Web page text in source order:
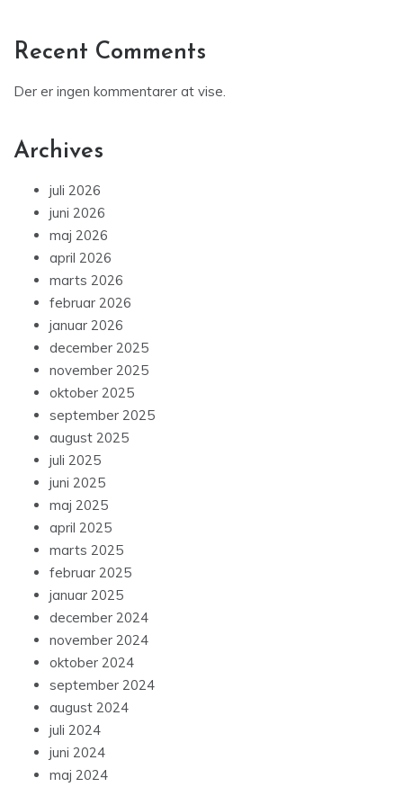
Recent Comments
Der er ingen kommentarer at vise.
Archives
juli 2026
juni 2026
maj 2026
april 2026
marts 2026
februar 2026
januar 2026
december 2025
november 2025
oktober 2025
september 2025
august 2025
juli 2025
juni 2025
maj 2025
april 2025
marts 2025
februar 2025
januar 2025
december 2024
november 2024
oktober 2024
september 2024
august 2024
juli 2024
juni 2024
maj 2024